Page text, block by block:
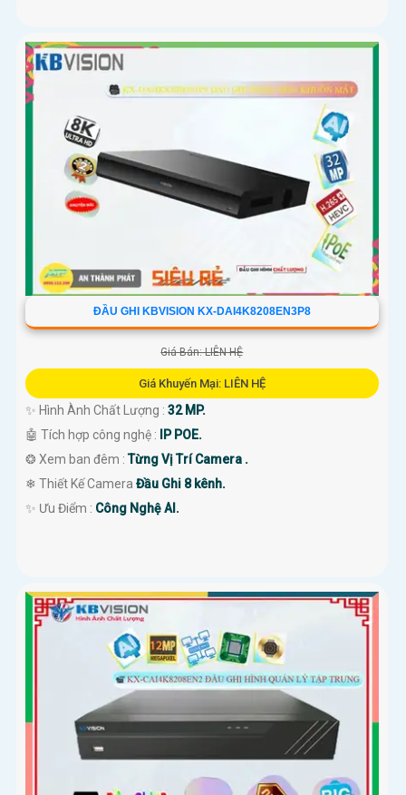
ĐẦU GHI KBVISION KX-DAI4K8208EN3P8
Giá Bán: LIÊN HỆ
Giá Khuyến Mại: LIÊN HỆ
✨ Hình Ành Chất Lượng : 32 MP.
🤖️ Tích hợp công nghệ :
IP POE.
❂ Xem ban đêm :Từng Vị Trí Camera .
❄ Thiết Kế Camera Đầu Ghi 8 kênh.
️✨ Ưu Điểm : Công Nghệ AI.